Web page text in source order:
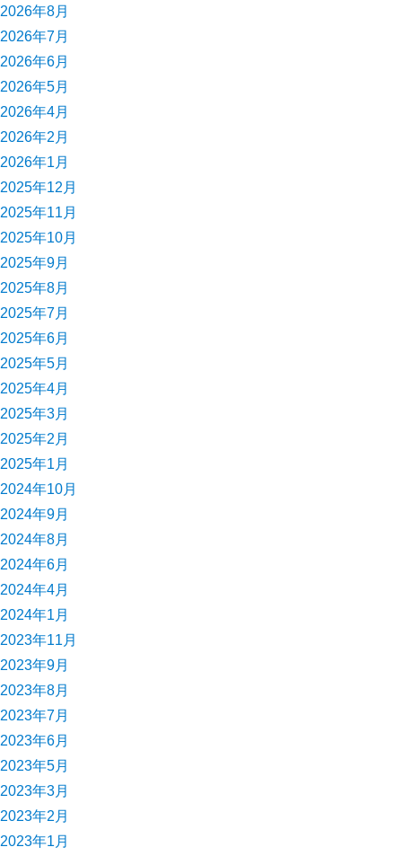
2026年8月
2026年7月
2026年6月
2026年5月
2026年4月
2026年2月
2026年1月
2025年12月
2025年11月
2025年10月
2025年9月
2025年8月
2025年7月
2025年6月
2025年5月
2025年4月
2025年3月
2025年2月
2025年1月
2024年10月
2024年9月
2024年8月
2024年6月
2024年4月
2024年1月
2023年11月
2023年9月
2023年8月
2023年7月
2023年6月
2023年5月
2023年3月
2023年2月
2023年1月